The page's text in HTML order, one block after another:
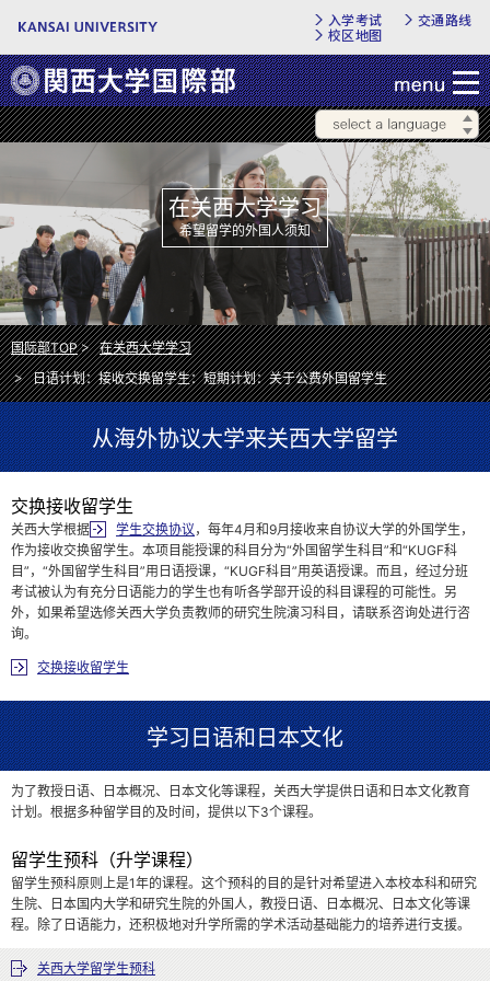
入学考试
交通路线
校区地图
在关西大学学习
希望留学的外国人须知
国际部TOP
在关西大学学习
日语计划：接收交换留学生：短期计划：关于公费外国留学生
从海外协议大学来关西大学留学
交换接收留学生
关西大学根据 学生交换协议 ，每年4月和9月接收来自协议大学的外国学生，
作为接收交换留学生。本项目能授课的科目分为“外国留学生科目”和“KUGF科
目”，“外国留学生科目”用日语授课，“KUGF科目”用英语授课。而且，经过分班
考试被认为有充分日语能力的学生也有听各学部开设的科目课程的可能性。另
外，如果希望选修关西大学负责教师的研究生院演习科目，请联系咨询处进行咨
询。
交换接收留学生
学习日语和日本文化
为了教授日语、日本概况、日本文化等课程，关西大学提供日语和日本文化教育
计划。根据多种留学目的及时间，提供以下3个课程。
留学生预科（升学课程）
留学生预科原则上是1年的课程。这个预科的目的是针对希望进入本校本科和研究
生院、日本国内大学和研究生院的外国人，教授日语、日本概况、日本文化等课
程。除了日语能力，还积极地对升学所需的学术活动基础能力的培养进行支援。
关西大学留学生预科